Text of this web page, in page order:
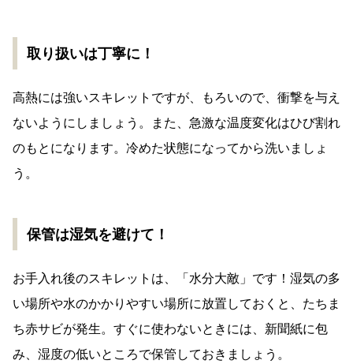
取り扱いは丁寧に！
高熱には強いスキレットですが、もろいので、衝撃を与え
ないようにしましょう。また、急激な温度変化はひび割れ
のもとになります。冷めた状態になってから洗いましょ
う。
保管は湿気を避けて！
お手入れ後のスキレットは、「水分大敵」です！湿気の多
い場所や水のかかりやすい場所に放置しておくと、たちま
ち赤サビが発生。すぐに使わないときには、新聞紙に包
み、湿度の低いところで保管しておきましょう。